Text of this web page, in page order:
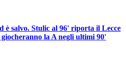
salvo. Stulic al 96' riporta il Lecce
la A negli ultimi 90'